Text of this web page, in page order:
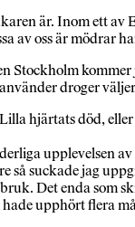
är. Inom ett av
av oss är mödrar
Stockholm
droger
hjärtats död,
upplevelsen
suckade jag
Det enda som
upphört flera